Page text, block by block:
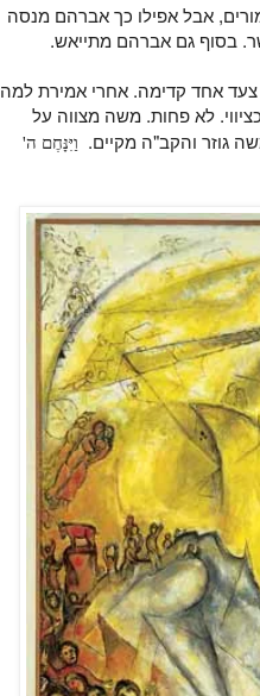
אבל אפילו כך אברהם מנסה
בסוף גם אברהם מתייאש.
צעד אחד קדימה. אחרי אמירת למה
לא פחות. משה מצווה על
גוזר והקב"ה מקיים. וַיִּנָּחֶם ה'